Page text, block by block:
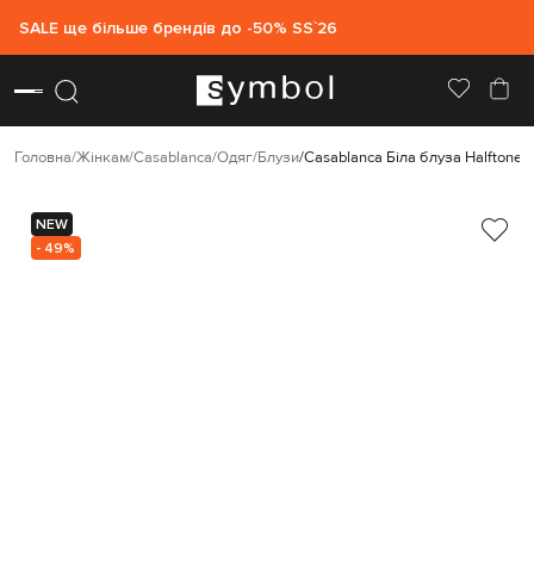
SALE ще більше брендів до -50% SS`26
Головна Жінкам Casablanca Одяг Блузи Casablanca Біла блуза Halftone
NEW
- 49%